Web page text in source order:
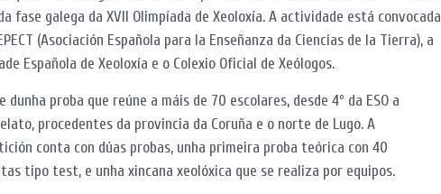
fase galega da XVII Olimpíada de Xeoloxía. A actividade está convocada
(Asociación Española para la Enseñanza da Ciencias de la Tierra), a
Española de Xeoloxía e o Colexio Oficial de Xeólogos.
dunha proba que reúne a máis de 70 escolares, desde 4º da ESO a
procedentes da provincia da Coruña e o norte de Lugo. A
conta con dúas probas, unha primeira proba teórica con 40
tipo test, e unha xincana xeolóxica que se realiza por equipos.